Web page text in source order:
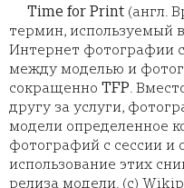
Time for Print (англ.
термин, используемый
Интернет фотографии
между моделью и
сокращенно TFP .
другу за услуги,
модели определенное
фотографий с сессии
использование этих
релиза модели. (c)